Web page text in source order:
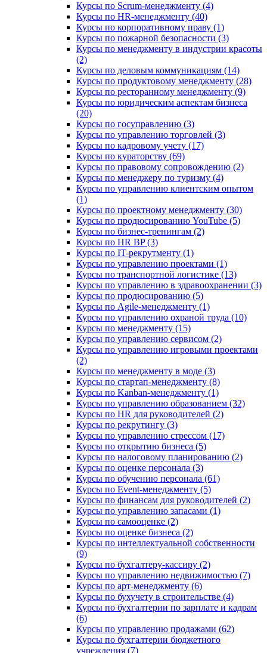
Курсы по Scrum-менеджменту (4)
Курсы по HR-менеджменту (40)
Курсы по корпоративному праву (1)
Курсы по пожарной безопасности (3)
Курсы по менеджменту в индустрии красоты
(2)
Курсы по деловым коммуникациям (14)
Курсы по продуктовому менеджменту (28)
Курсы по ресторанному менеджменту (9)
Курсы по юридическим аспектам бизнеса
(20)
Курсы по госуправлению (3)
Курсы по управлению торговлей (3)
Курсы по кадровому учету (17)
Курсы по кураторству (69)
Курсы по правовому сопровождению (2)
Курсы по менеджеру по туризму (4)
Курсы по управлению клиентским опытом
(1)
Курсы по проектному менеджменту (30)
Курсы по продюсированию YouTube (5)
Курсы по бизнес-тренингам (2)
Курсы по HR BP (3)
Курсы по IT-рекрутменту (1)
Курсы по управлению проектами (1)
Курсы по транспортной логистике (13)
Курсы по управлению в здравоохранении (3)
Курсы по продюсированию (5)
Курсы по Agile-менеджменту (1)
Курсы по управлению охраной труда (10)
Курсы по менеджменту (15)
Курсы по управлению сервисом (2)
Курсы по управлению игровыми проектами
(2)
Курсы по менеджменту в моде (3)
Курсы по стартап-менеджменту (8)
Курсы по Kanban-менеджменту (1)
Курсы по управлению образованием (32)
Курсы по HR для руководителей (2)
Курсы по рекрутингу (3)
Курсы по управлению стрессом (17)
Курсы по открытию бизнеса (5)
Курсы по налоговому планированию (2)
Курсы по оценке персонала (3)
Курсы по обучению персонала (61)
Курсы по Event-менеджменту (5)
Курсы по финансам для руководителей (2)
Курсы по управлению запасами (1)
Курсы по самооценке (2)
Курсы по оценке бизнеса (2)
Курсы по интеллектуальной собственности
(9)
Курсы по бухгалтеру-кассиру (2)
Курсы по управлению недвижимостью (7)
Курсы по арт-менеджменту (6)
Курсы по бухучету в строительстве (4)
Курсы по бухгалтерии по зарплате и кадрам
(6)
Курсы по управлению продажами (62)
Курсы по бухгалтерии бюджетного
учреждения (7)